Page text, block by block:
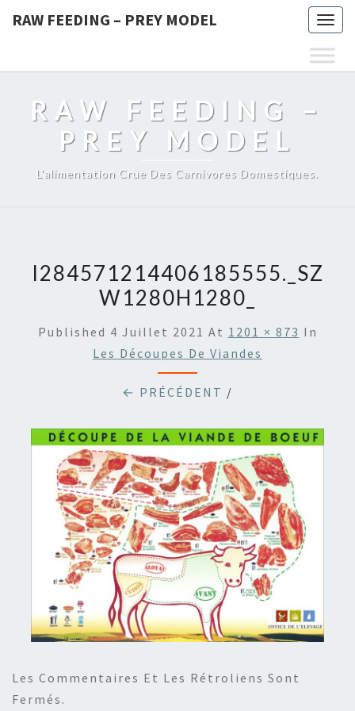
RAW FEEDING – PREY MODEL
RAW FEEDING –
PREY MODEL
L'alimentation Crue Des Carnivores Domestiques.
I284571214406185555._SZ
W1280H1280_
Published 4 Juillet 2021 At 1201 × 873 In
Les Découpes De Viandes
← PRÉCÉDENT /
Les Commentaires Et Les Rétroliens Sont
Fermés.